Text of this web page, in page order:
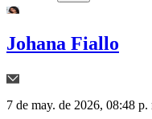
Johana Fiallo
7 de may. de 2026, 08:48 p.